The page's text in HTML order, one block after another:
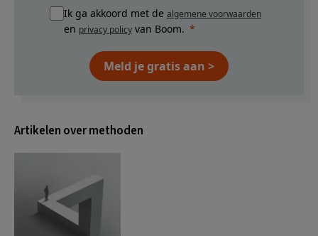
Ik ga akkoord met de algemene voorwaarden
en privacy policy van Boom.
Meld je gratis aan >
Artikelen over methoden